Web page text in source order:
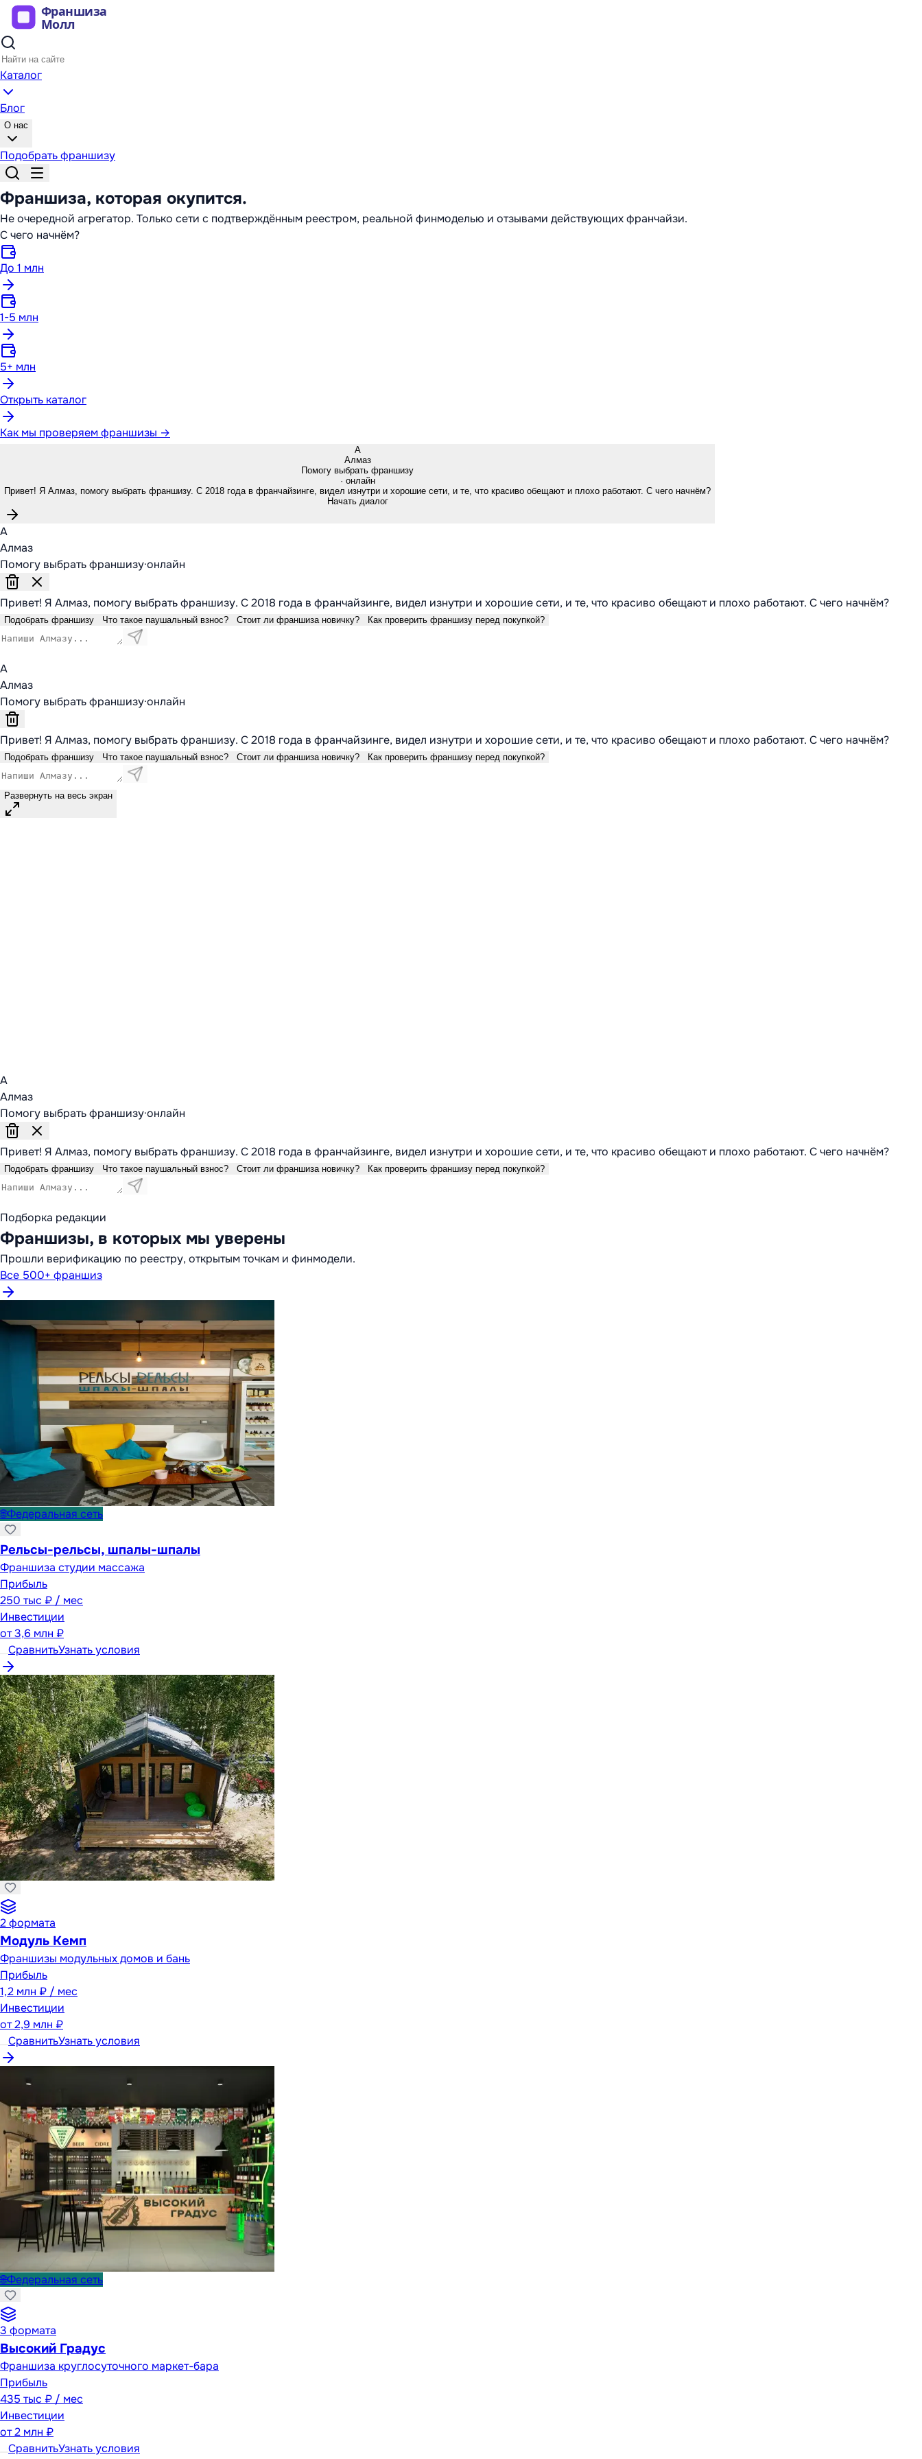
Каталог
Блог
О нас
Подобрать франшизу
Франшиза, которая окупится.
Не очередной агрегатор. Только сети с подтверждённым реестром, реальной финмоделью и отзывами действующих франчайзи.
С чего начнём?
До 1 млн
1-5 млн
5+ млн
Открыть каталог
Как мы проверяем франшизы →
А
Алмаз
Помогу выбрать франшизу
· онлайн
Привет! Я Алмаз, помогу выбрать франшизу. С 2018 года в франчайзинге, видел изнутри и хорошие сети, и те, что красиво обещают и плохо работают. С чего начнём?
Начать диалог
А
Алмаз
Помогу выбрать франшизу·онлайн
Привет! Я Алмаз, помогу выбрать франшизу. С 2018 года в франчайзинге, видел изнутри и хорошие сети, и те, что красиво обещают и плохо работают. С чего начнём?
Подобрать франшизу Что такое паушальный взнос? Стоит ли франшиза новичку? Как проверить франшизу перед покупкой?
А
Алмаз
Помогу выбрать франшизу·онлайн
Привет! Я Алмаз, помогу выбрать франшизу. С 2018 года в франчайзинге, видел изнутри и хорошие сети, и те, что красиво обещают и плохо работают. С чего начнём?
Подобрать франшизу Что такое паушальный взнос? Стоит ли франшиза новичку? Как проверить франшизу перед покупкой?
Развернуть на весь экран
А
Алмаз
Помогу выбрать франшизу·онлайн
Привет! Я Алмаз, помогу выбрать франшизу. С 2018 года в франчайзинге, видел изнутри и хорошие сети, и те, что красиво обещают и плохо работают. С чего начнём?
Подобрать франшизу Что такое паушальный взнос? Стоит ли франшиза новичку? Как проверить франшизу перед покупкой?
Подборка редакции
Франшизы, в которых мы уверены
Прошли верификацию по реестру, открытым точкам и финмодели.
Все 500+ франшиз
🌐Федеральная сеть
Рельсы-рельсы, шпалы-шпалы
Франшиза студии массажа
Прибыль
250 тыс ₽ / мес
Инвестиции
от3,6 млн ₽
СравнитьУзнать условия
2формата
Модуль Кемп
Франшизы модульных домов и бань
Прибыль
1,2 млн ₽ / мес
Инвестиции
от2,9 млн ₽
СравнитьУзнать условия
🌐Федеральная сеть
3 формата
Высокий Градус
Франшиза круглосуточного маркет-бара
Прибыль
435 тыс ₽ / мес
Инвестиции
от2 млн ₽
СравнитьУзнать условия